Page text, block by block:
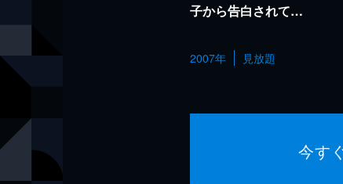
子から告白されて…
2007年 見放題
今す